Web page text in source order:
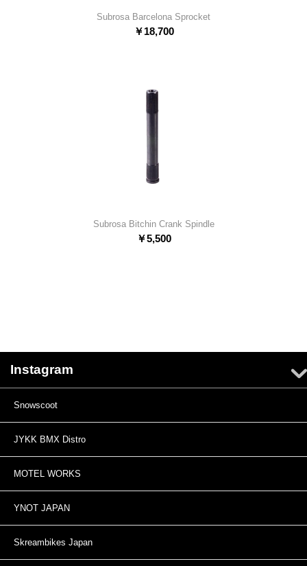
Subrosa Barcelona Sprocket
￥18,700
Subrosa Bitchin Crank Spindle
￥5,500
Instagram
Snowscoot
JYKK BMX Distro
MOTEL WORKS
YNOT JAPAN
Skreambikes Japan